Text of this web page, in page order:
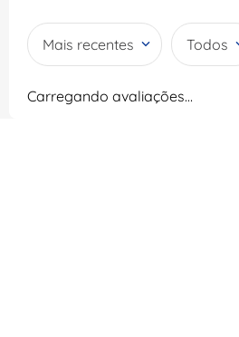
Mais recentes Todos
Carregando avaliações…